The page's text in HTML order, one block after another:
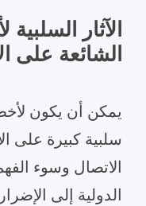
الآثار
الشائعة على
يمكن أن يكون
سلبية كبيرة على
الاتصال وسوء
الدولية إلى